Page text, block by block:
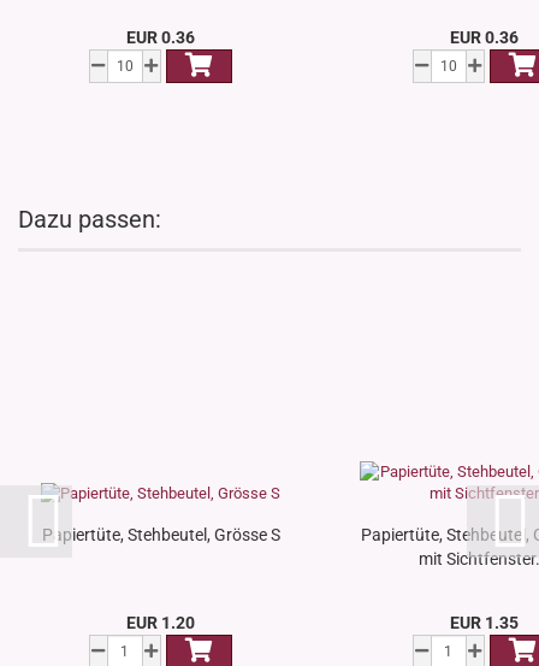
EUR 0.36 EUR 0.36
Dazu passen:
Papiertüte, Stehbeutel, Grösse S
EUR 1.20
Papiertüte, Stehbeutel,
mit
EUR 1.35